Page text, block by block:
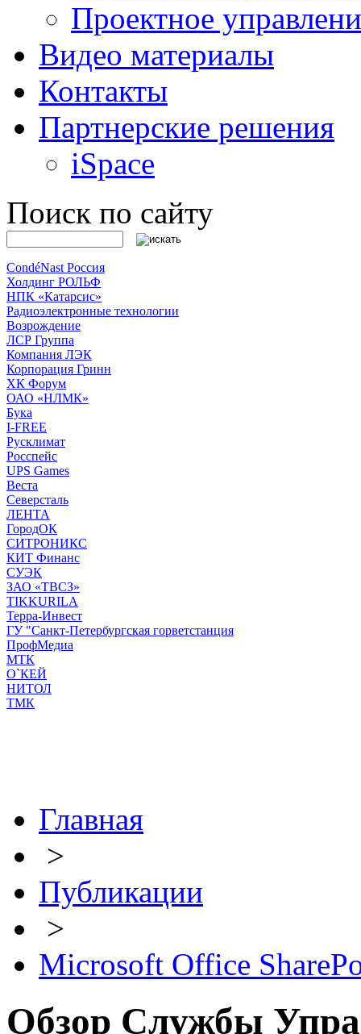
Проектное
Видео материалы
Контакты
Партнерские решения
iSpace
Поиск по сайту
CondéNast Россия
Холдинг РОЛЬФ
НПК «Катарсис»
Радиоэлектронные технологии
Возрождение
ЛСР Группа
Компания ЛЭК
Корпорация Гринн
ХК Форум
ОАО «НЛМК»
Бука
I-FREE
Русклимат
Росспейс
UPS Games
Веста
Северсталь
ЛЕНТА
ГородОК
СИТРОНИКС
КИТ Финанс
СУЭК
ЗАО «ТВСЗ»
TIKKURILA
Терра-Инвест
ГУ "Санкт-Петербургская горветстанция
ПрофМедиа
МТК
О`КЕЙ
НИТОЛ
ТМК
Главная
>
Публикации
>
Microsoft Office
Обзор Службы